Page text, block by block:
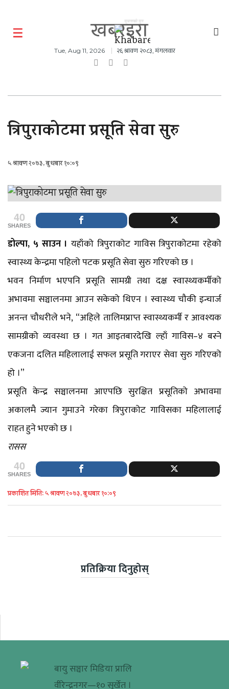
Tue, Aug 11, 2026 २६ श्रावण २०८३, मंगलवार
त्रिपुराकोटमा प्रसूति सेवा सुरु
५ श्रावण २०७३, बुधबार १०:०९
40
SHARES
डोल्पा, ५ साउन । यहाँको त्रिपुराकोट गाविस त्रिपुराकोटमा रहेको
स्वास्थ्य केन्द्रमा पहिलो पटक प्रसूति सेवा सुरु गरिएको छ ।
भवन निर्माण भएपनि प्रसूति सामग्री तथा दक्ष स्वास्थ्यकर्मीको
अभावमा सञ्चालनमा आउन सकेको थिएन । स्वास्थ्य चौकी इन्चार्ज
अनन्त चौधरीले भने, “अहिले तालिमप्राप्त स्वास्थ्यकर्मी र आवश्यक
सामग्रीको व्यवस्था छ । गत आइतबारदेखि ल्हाँ गाविस–४ बस्ने
एकजना दलित महिलालाई सफल प्रसूति गराएर सेवा सुरु गरिएको
हो ।”
प्रसूति केन्द्र सञ्चालनमा आएपछि सुरक्षित प्रसूतिको अभावमा
अकालमै ज्यान गुमाउने गरेका त्रिपुराकोट गाविसका महिलालाई
राहत हुने भएको छ ।
रासस
40
SHARES
प्रकाशित मिति: ५ श्रावण २०७३, बुधबार १०:०९
प्रतिक्रिया दिनुहोस्
बायु सञ्चार मिडिया प्रालि
वीरेन्द्रनगर—१० सुर्खेत ।